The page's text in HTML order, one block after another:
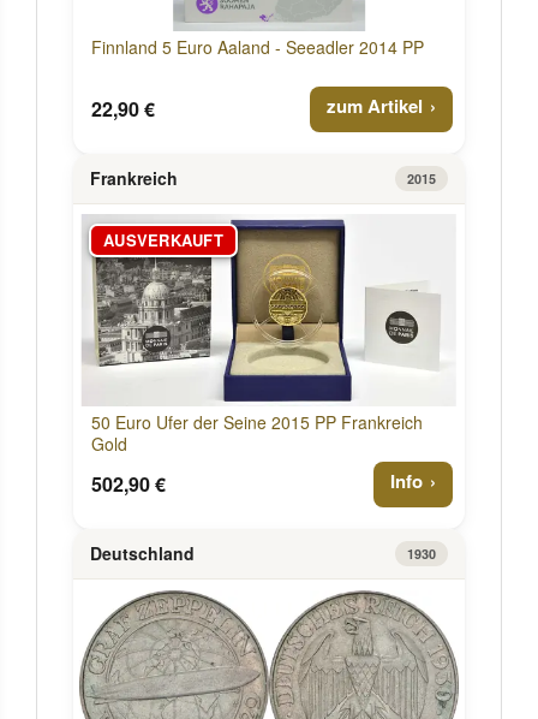
Finnland 5 Euro Aaland - Seeadler 2014 PP
22,90 € zum Artikel
Frankreich 2015
AUSVERKAUFT
50 Euro Ufer der Seine 2015 PP Frankreich
Gold
502,90 € Info
Deutschland 1930